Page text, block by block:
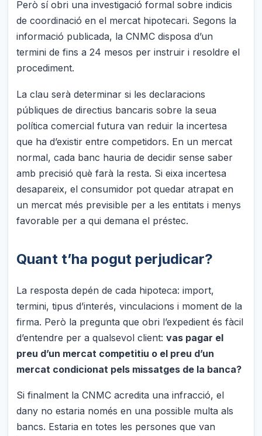
Però sí obri una investigació formal sobre indicis
de coordinació en el mercat hipotecari. Segons la
informació publicada, la CNMC disposa d’un
termini de fins a 24 mesos per instruir i resoldre el
procediment.
La clau serà determinar si les declaracions
públiques de directius bancaris sobre la seua
política comercial futura van reduir la incertesa
que ha d’existir entre competidors. En un mercat
normal, cada banc hauria de decidir sense saber
amb precisió què farà la resta. Si eixa incertesa
desapareix, el consumidor pot quedar atrapat en
un mercat més previsible per a les entitats i menys
favorable per a qui demana el préstec.
Quant t’ha pogut perjudicar?
La resposta depén de cada hipoteca: import,
termini, tipus d’interés, vinculacions i moment de la
firma. Però la pregunta que obri l’expedient és fàcil
d’entendre per a qualsevol client:vas pagar el
preu d’un mercat competitiu o el preu d’un
mercat condicionat pels missatges de la banca?
Si finalment la CNMC acredita una infracció, el
dany no estaria només en una possible multa als
bancs. Estaria en totes les persones que van